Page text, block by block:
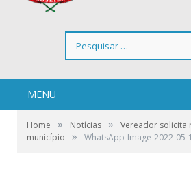
por:
MENU
Home » Notícias »
Vereador solicita
município
» WhatsApp-Image-2022-05-